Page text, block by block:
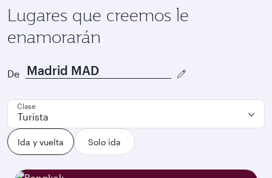
Lugares que creemos le
enamorarán
De
Ida y vuelta Solo ida
Clase
Turista